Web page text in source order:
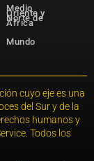
Medio
Oriente y
Norte de
África
Mundo
cuyo eje es una
del Sur y de la
humanos y
Todos los